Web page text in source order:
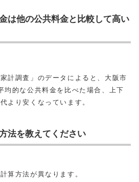
は他の公共料金と比較して高い
計調査」のデータによると、大阪市
均的な公共料金を比べた場合、上下
より安くなっています。
法を教えてください
算方法が異なります。